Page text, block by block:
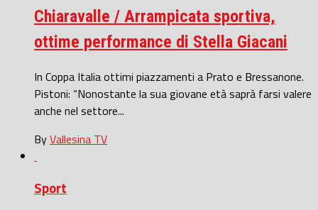
Chiaravalle / Arrampicata sportiva,
ottime performance di Stella Giacani
In Coppa Italia ottimi piazzamenti a Prato e Bressanone.
Pistoni: “Nonostante la sua giovane età saprà farsi valere
anche nel settore...
ByVallesina TV
Sport